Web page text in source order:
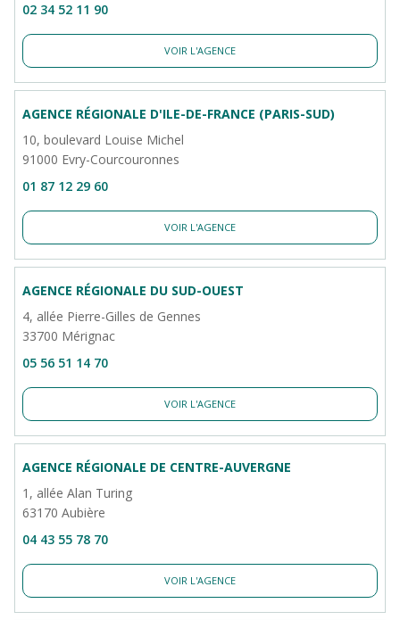
02 34 52 11 90
VOIR L'AGENCE
AGENCE RÉGIONALE D'ILE-DE-FRANCE (PARIS-SUD)
10, boulevard Louise Michel
91000 Evry-Courcouronnes
01 87 12 29 60
VOIR L'AGENCE
AGENCE RÉGIONALE DU SUD-OUEST
4, allée Pierre-Gilles de Gennes
33700 Mérignac
05 56 51 14 70
VOIR L'AGENCE
AGENCE RÉGIONALE DE CENTRE-AUVERGNE
1, allée Alan Turing
63170 Aubière
04 43 55 78 70
VOIR L'AGENCE